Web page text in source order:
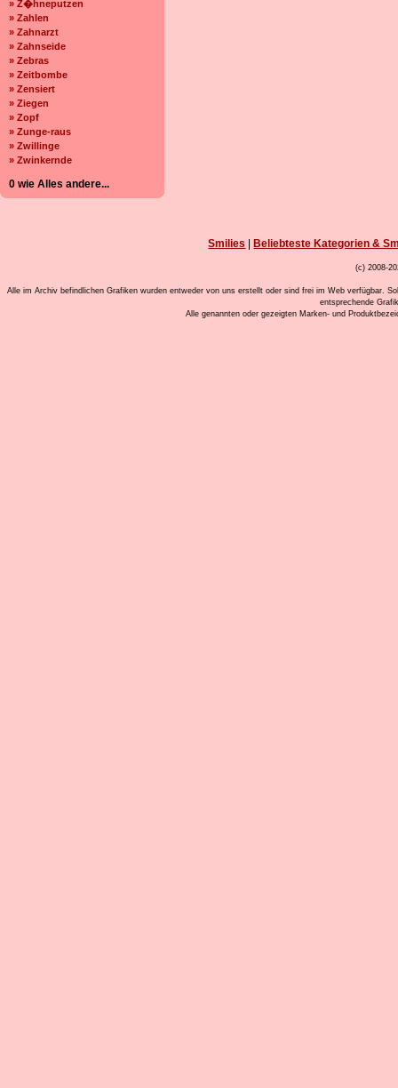
» Z�hneputzen
» Zahlen
» Zahnarzt
» Zahnseide
» Zebras
» Zeitbombe
» Zensiert
» Ziegen
» Zopf
» Zunge-raus
» Zwillinge
» Zwinkernde
0 wie Alles andere...
Smilies Beliebteste Kategorien &
(c) 2008-
Alle im Archiv befindlichen Grafiken wurden entweder von uns erstellt oder sind frei im Web verfügbar.
entsprechende
Alle genannten oder gezeigten Marken- und